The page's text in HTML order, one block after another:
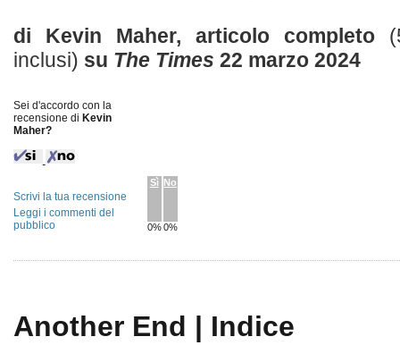
di Kevin Maher, articolo completo
inclusi) su The Times 22 marzo 2024
Sei d'accordo con la
recensione di Kevin
Maher?
Sì
0%
No
0%
Scrivi la tua recensione
Leggi i commenti del
pubblico
Another End | Indice